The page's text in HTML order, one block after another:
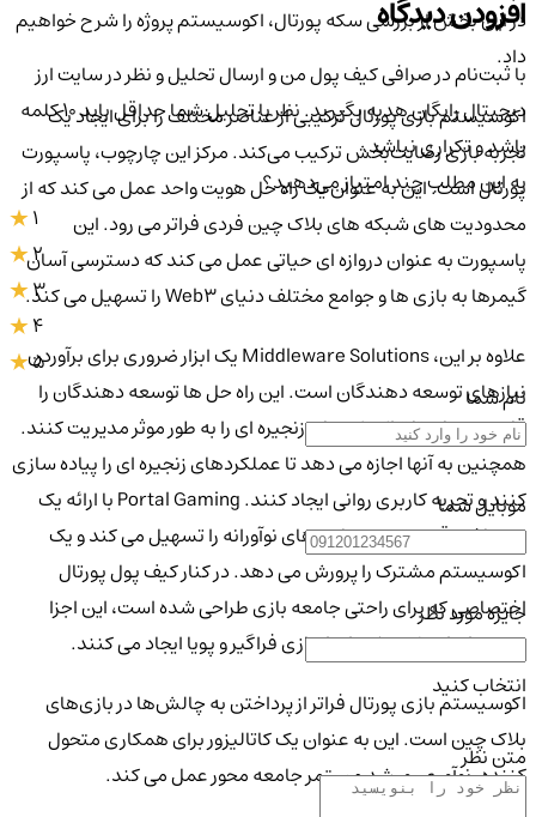
در این بخش از بررسی سکه پورتال، اکوسیستم پروژه را شرح خواهیم
داد.
اکوسیستم بازی پورتال ترکیبی از عناصر مختلف را برای ایجاد یک
تجربه بازی رضایت‌بخش ترکیب می‌کند. مرکز این چارچوب، پاسپورت
پورتال است. این به عنوان یک راه حل هویت واحد عمل می کند که از
محدودیت های شبکه های بلاک چین فردی فراتر می رود. این
پاسپورت به عنوان دروازه ای حیاتی عمل می کند که دسترسی آسان
گیمرها به بازی ها و جوامع مختلف دنیای Web3 را تسهیل می کند.
علاوه بر این، Middleware Solutions یک ابزار ضروری برای برآوردن
نیازهای توسعه دهندگان است. این راه حل ها توسعه دهندگان را
قادر می سازد تا تراکنش های زنجیره ای را به طور موثر مدیریت کنند.
همچنین به آنها اجازه می دهد تا عملکردهای زنجیره ای را پیاده سازی
کنند و تجربه کاربری روانی ایجاد کنند. Portal Gaming با ارائه یک
زیرساخت قوی، توسعه بازی های نوآورانه را تسهیل می کند و یک
اکوسیستم مشترک را پرورش می دهد. در کنار کیف پول پورتال
اختصاصی که برای راحتی جامعه بازی طراحی شده است، این اجزا
زمینه را برای یک چشم انداز بازی فراگیر و پویا ایجاد می کنند.
اکوسیستم بازی پورتال فراتر از پرداختن به چالش‌ها در بازی‌های
بلاک چین است. این به عنوان یک کاتالیزور برای همکاری متحول
کننده، نوآوری، و رشد مستمر جامعه محور عمل می کند.
افزودن دیدگاه
با ثبت‌نام در صرافی کیف پول من و ارسال تحلیل و نظر در سایت ارز
دیجیتال رایگان هدیه بگیرید. نظر یا تحلیل شما حداقل باید ۱۰ کلمه
باشد و تکراری نباشد.
به این مطلب چند امتیاز می‌دهید؟
2
3
4
5
نام شما
موبایل شما
جایزه مورد نظر
انتخاب کنید
متن نظر